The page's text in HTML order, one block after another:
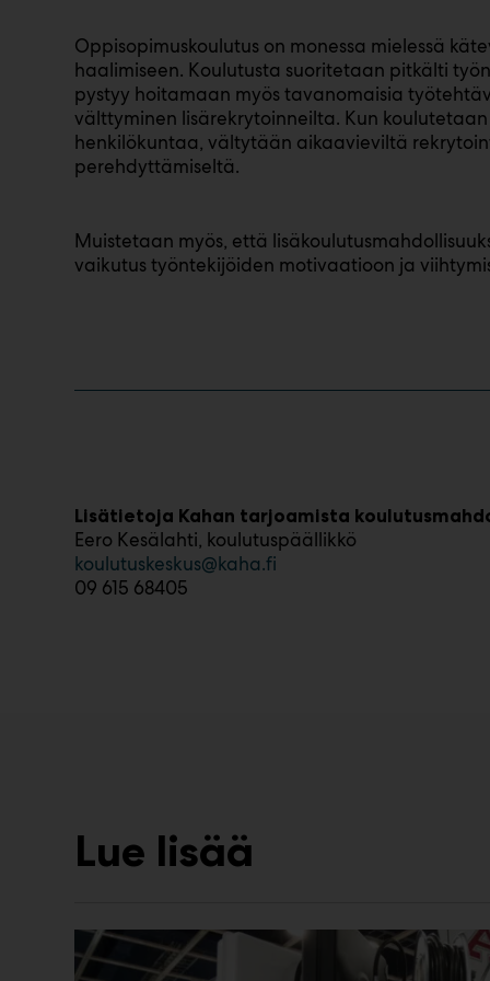
Oppisopimuskoulutus on monessa mielessä
haalimiseen. Koulutusta suoritetaan pitkälti
pystyy hoitamaan myös tavanomaisia
välttyminen lisärekrytoinneilta. Kun
henkilökuntaa, vältytään aikaavieviltä
perehdyttämiseltä.
Muistetaan myös, että
vaikutus työntekijöiden motivaatioon ja
Lisätietoja Kahan tarjoamista
Eero Kesälahti, koulutuspäällikkö
koulutuskeskus@kaha.fi
09 615 68405
Lue lisää